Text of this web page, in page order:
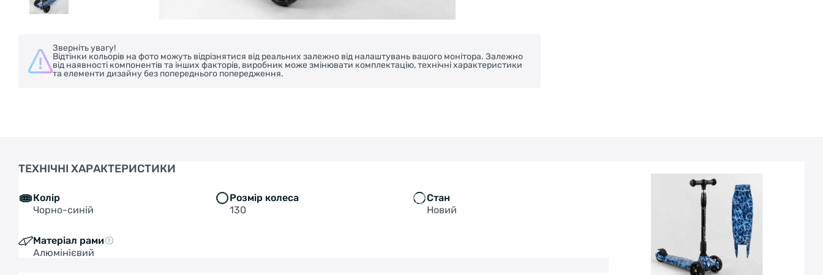
Зверніть увагу!
Відтінки кольорів на фото можуть відрізнятися від реальних залежно від налаштувань вашого монітора. Залежно
від наявності компонентів та інших факторів, виробник може змінювати комплектацію, технічні характеристики
та елементи дизайну без попереднього попередження.
ТЕХНІЧНІ ХАРАКТЕРИСТИКИ
Колір
Чорно-синій
Розмір колеса
130
Стан
Новий
Матеріал рами
Алюмінієвий